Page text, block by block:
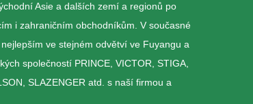
Asie a dalších zemí a regionů po
i zahraničním obchodníkům. V současné
ve stejném odvětví ve Fuyangu a
společností PRINCE, VICTOR, STIGA,
SLAZENGER atd. s naší firmou a